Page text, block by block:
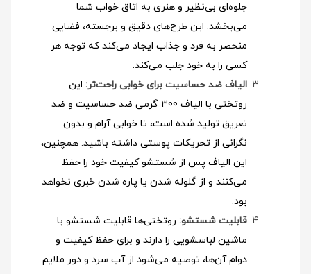
جلوه‌ای بی‌نظیر و هنری به اتاق خواب شما
می‌بخشد. این طرح‌های دقیق و برجسته، فضایی
منحصر به فرد و جذاب ایجاد می‌کند که توجه هر
کسی را به خود جلب می‌کند.
الیاف ضد حساسیت برای خوابی راحت‌تر: این
روتختی با الیاف 300 گرمی ضد حساسیت و ضد
تعریق تولید شده است، تا خوابی آرام و بدون
نگرانی از تحریکات پوستی داشته باشید. همچنین،
این الیاف پس از شستشو کیفیت خود را حفظ
می‌کنند و از گلوله شدن یا پاره شدن خبری نخواهد
بود.
قابلیت شستشو: روتختی‌ها قابلیت شستشو با
ماشین لباسشویی را دارند و برای حفظ کیفیت و
دوام آن‌ها، توصیه می‌شود از آب سرد و دور ملایم